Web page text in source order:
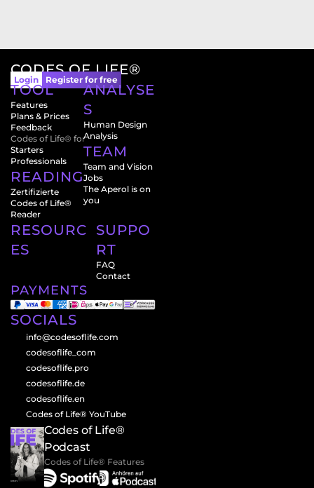
CODES OF LIFE®
Login Register for free
TOOL
Features
Plans & Prices
Feedback
Codes of Life® for
Starters
Professionals
READINGS
Zertifizierte
Codes of Life®
Reader
ANALYSE
S
Human Design
Analysis
TEAM
Team and Vision
Jobs
The Aperol is on
you
RESOURC
ES
SUPPO
RT
FAQ
Contact
PAYMENTS
SOCIALS
info@codesoflife.com
codesoflife_com
codesoflife.pro
codesoflife.de
codesoflife.en
Codes of Life® YouTube
Codes of Life®
Podcast
Codes of Life® Features